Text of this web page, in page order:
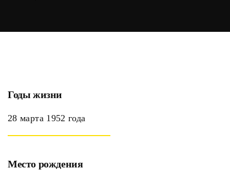
Годы жизни
28 марта 1952 года
Место рождения